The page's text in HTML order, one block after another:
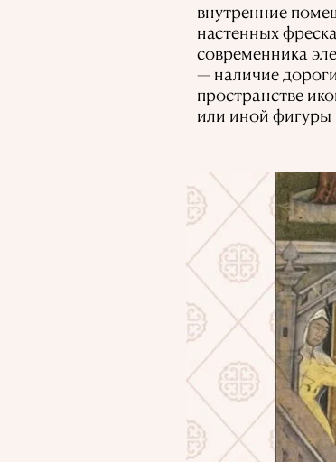
внутренние
настенных
современника
— наличие
пространстве
или иной фигуры